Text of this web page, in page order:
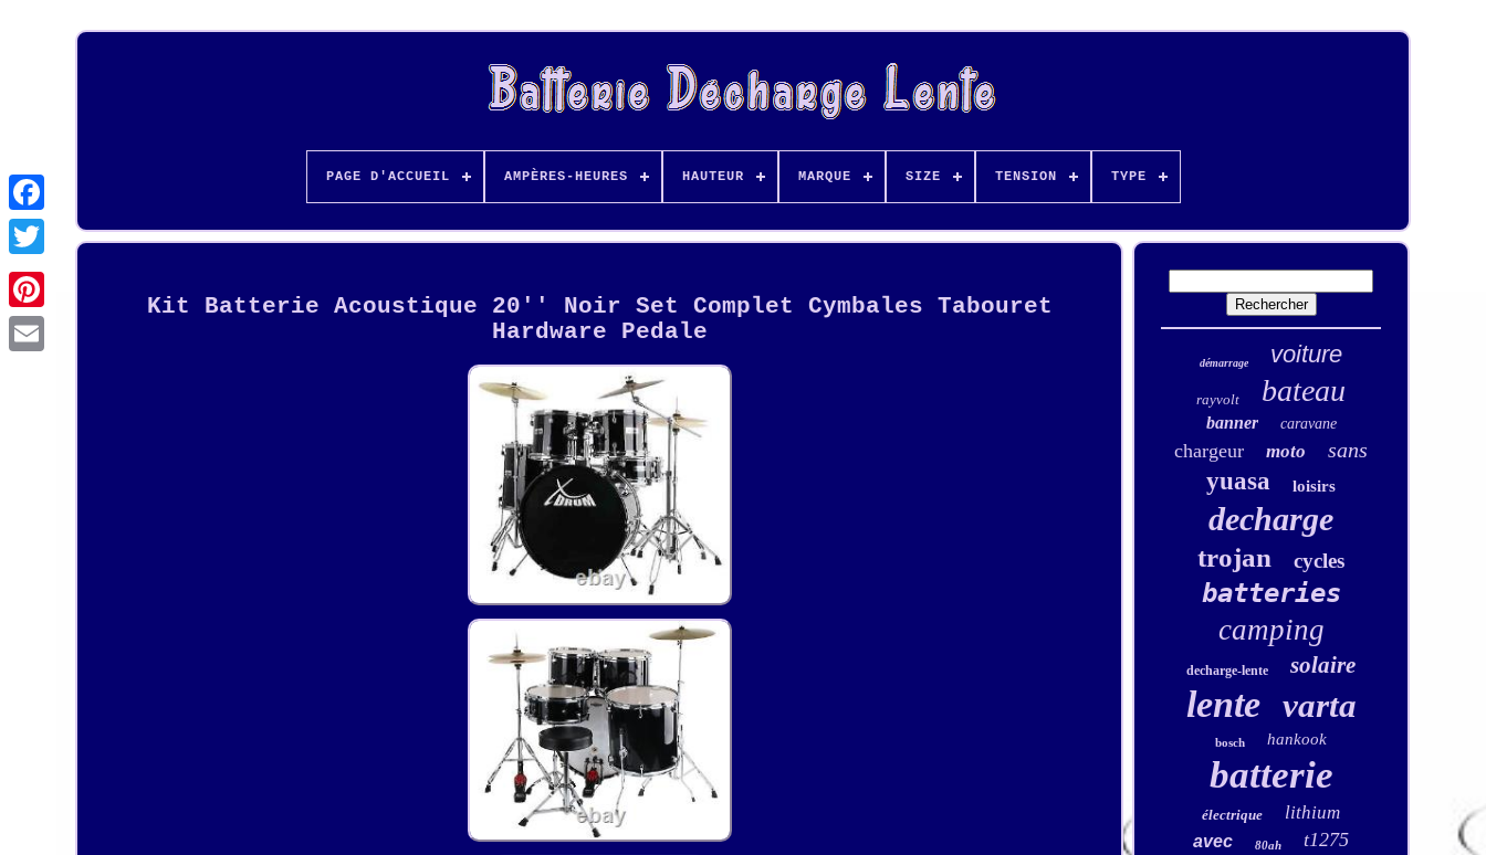
Pinterest
PAGE D'ACCUEIL AMPÈRES-HEURES HAUTEUR MARQUE SIZE TENSION TYPE
Kit Batterie Acoustique 20'' Noir Set Complet Cymbales Tabouret
Hardware Pedale
démarrage voiture
rayvolt bateau
banner caravane
chargeur moto sans
yuasa loisirs
decharge
trojan cycles
batteries
camping
decharge-lente solaire
lente varta
bosch hankook
batterie
électrique lithium
avec 80ah t1275